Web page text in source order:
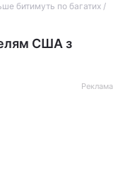
битимуть по багатих /
США з
Реклама